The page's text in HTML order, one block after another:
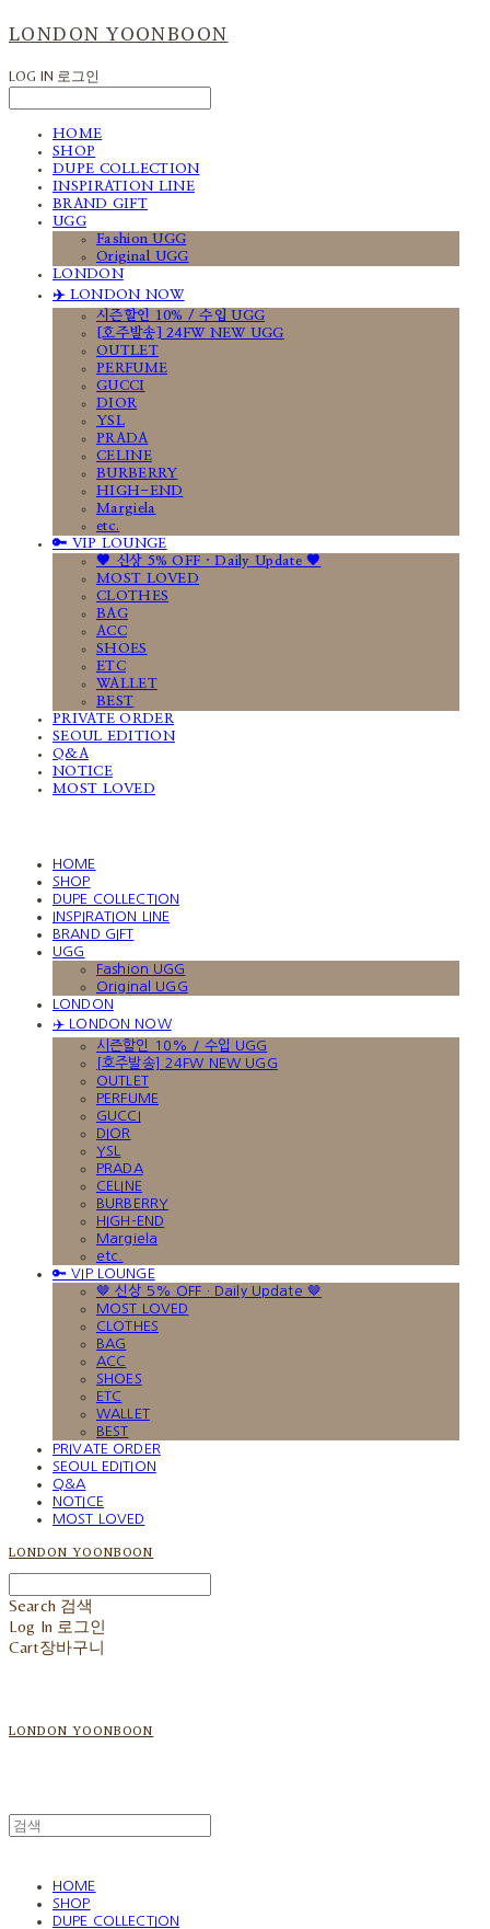
LONDON YOONBOON
LOG IN 로그인
HOME
SHOP
DUPE COLLECTION
INSPIRATION LINE
BRAND GIFT
UGG
Fashion UGG
Original UGG
LONDON
✈️ LONDON NOW
시즌할인 10% / 수입 UGG
[호주발송] 24FW NEW UGG
OUTLET
PERFUME
GUCCI
DIOR
YSL
PRADA
CELINE
BURBERRY
HIGH-END
Margiela
etc.
🔑 VIP LOUNGE
🤎 신상 5% OFF · Daily Update 🤎
MOST LOVED
CLOTHES
BAG
ACC
SHOES
ETC
WALLET
BEST
PRIVATE ORDER
SEOUL EDITION
Q&A
NOTICE
MOST LOVED
HOME
SHOP
DUPE COLLECTION
INSPIRATION LINE
BRAND GIFT
UGG
Fashion UGG
Original UGG
LONDON
✈️ LONDON NOW
시즌할인 10% / 수입 UGG
[호주발송] 24FW NEW UGG
OUTLET
PERFUME
GUCCI
DIOR
YSL
PRADA
CELINE
BURBERRY
HIGH-END
Margiela
etc.
🔑 VIP LOUNGE
🤎 신상 5% OFF · Daily Update 🤎
MOST LOVED
CLOTHES
BAG
ACC
SHOES
ETC
WALLET
BEST
PRIVATE ORDER
SEOUL EDITION
Q&A
NOTICE
MOST LOVED
LONDON YOONBOON
Search 검색
Log In 로그인
Cart장바구니
LONDON YOONBOON
HOME
SHOP
DUPE COLLECTION